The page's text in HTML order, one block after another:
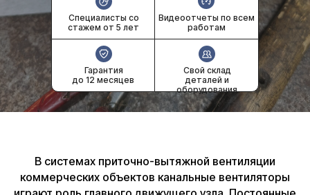
Свой склад
деталей и
оборудования
Гарантия
до 12 месяцев
Видеоотчеты по всем
работам
Специалисты со
стажем от 5 лет
В системах приточно-вытяжной вентиляции
коммерческих объектов канальные вентиляторы